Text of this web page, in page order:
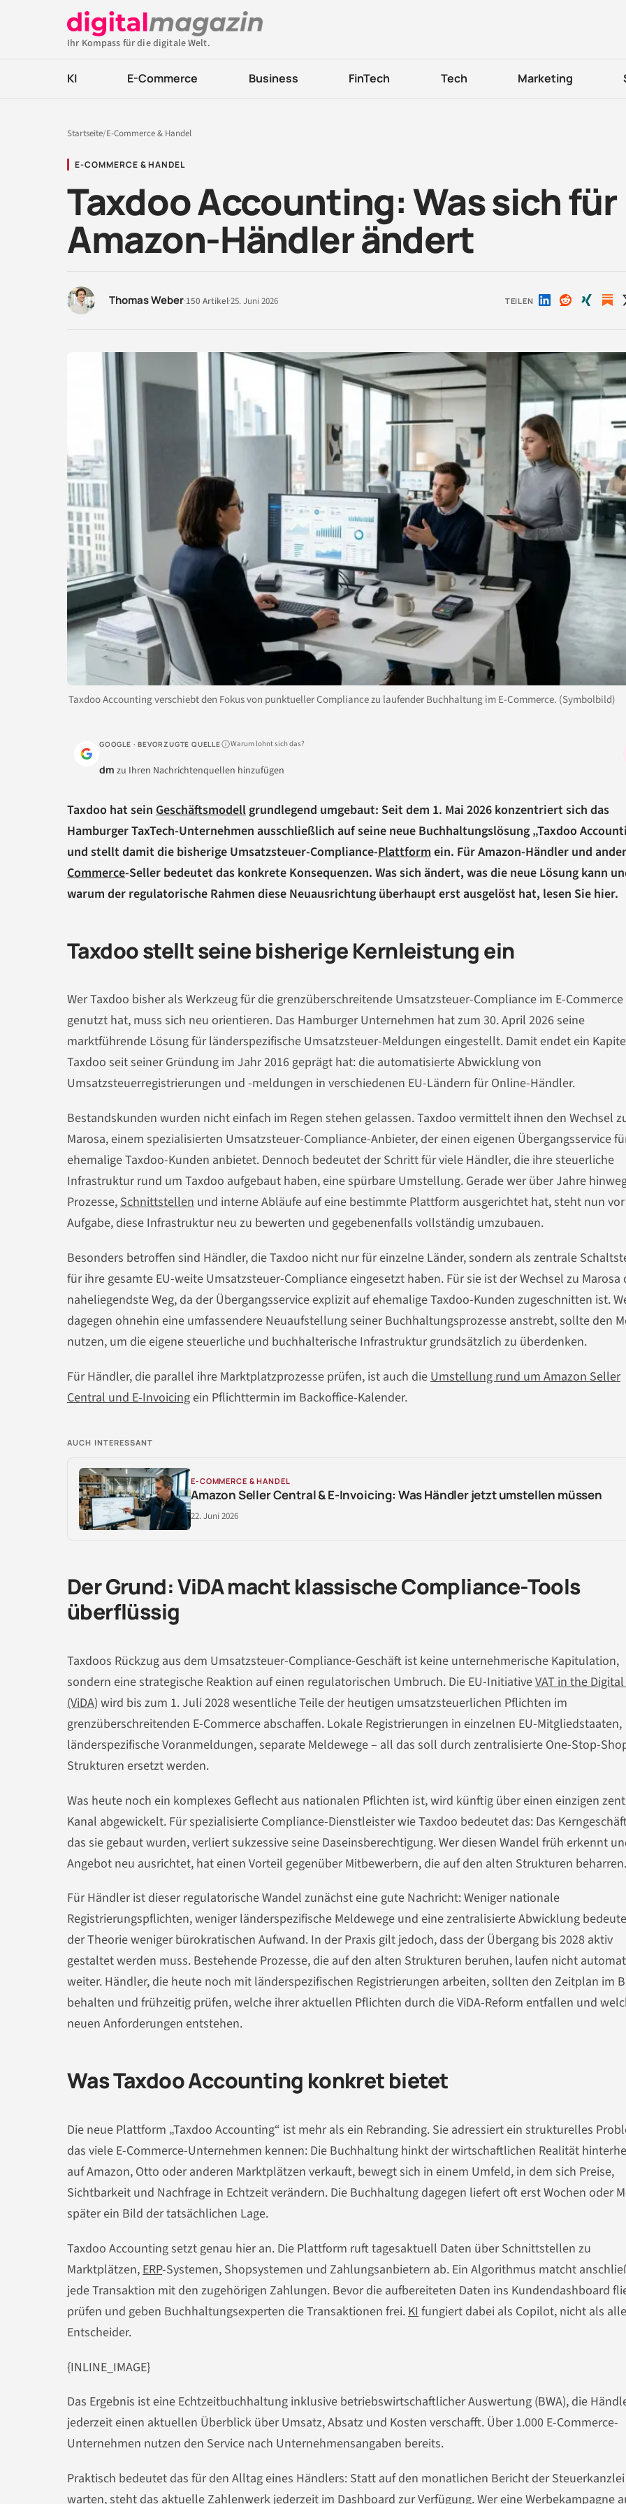
Ihr Kompass für die digitale Welt.
KI E-Commerce Business FinTech Tech Marketing
Startseite/E-Commerce & Handel
E-COMMERCE & HANDEL
Taxdoo Accounting: Was sich für
Amazon-Händler ändert
Thomas Weber·150 Artikel·25. Juni 2026 TEILEN Auf Auf Auf
Taxdoo Accounting verschiebt den Fokus von punktueller Compliance zu laufender Buchhaltung im E-Commerce. (Symbolbild)
GOOGLE · BEVORZUGTE QUELLE Warum lohnt sich das?
dm zu Ihren Nachrichtenquellen hinzufügen
Taxdoo hat sein Geschäftsmodell grundlegend umgebaut: Seit dem 1. Mai 2026 konzentriert sich das
Hamburger TaxTech-Unternehmen ausschließlich auf seine neue Buchhaltungslösung „Taxdoo
und stellt damit die bisherige Umsatzsteuer-Compliance-Plattform ein. Für Amazon-Händler und
Commerce-Seller bedeutet das konkrete Konsequenzen. Was sich ändert, was die neue Lösung kann
warum der regulatorische Rahmen diese Neuausrichtung überhaupt erst ausgelöst hat, lesen Sie hier.
Taxdoo stellt seine bisherige Kernleistung ein
Wer Taxdoo bisher als Werkzeug für die grenzüberschreitende Umsatzsteuer-Compliance im E-Commerce
genutzt hat, muss sich neu orientieren. Das Hamburger Unternehmen hat zum 30. April 2026 seine
marktführende Lösung für länderspezifische Umsatzsteuer-Meldungen eingestellt. Damit endet ein
Taxdoo seit seiner Gründung im Jahr 2016 geprägt hat: die automatisierte Abwicklung von
Umsatzsteuerregistrierungen und -meldungen in verschiedenen EU-Ländern für Online-Händler.
Bestandskunden wurden nicht einfach im Regen stehen gelassen. Taxdoo vermittelt ihnen den Wechsel
Marosa, einem spezialisierten Umsatzsteuer-Compliance-Anbieter, der einen eigenen Übergangsservice
ehemalige Taxdoo-Kunden anbietet. Dennoch bedeutet der Schritt für viele Händler, die ihre steuerliche
Infrastruktur rund um Taxdoo aufgebaut haben, eine spürbare Umstellung. Gerade wer über Jahre
Prozesse,Schnittstellen und interne Abläufe auf eine bestimmte Plattform ausgerichtet hat, steht nun
Aufgabe, diese Infrastruktur neu zu bewerten und gegebenenfalls vollständig umzubauen.
Besonders betroffen sind Händler, die Taxdoo nicht nur für einzelne Länder, sondern als zentrale
für ihre gesamte EU-weite Umsatzsteuer-Compliance eingesetzt haben. Für sie ist der Wechsel zu Marosa
naheliegendste Weg, da der Übergangsservice explizit auf ehemalige Taxdoo-Kunden zugeschnitten ist.
dagegen ohnehin eine umfassendere Neuaufstellung seiner Buchhaltungsprozesse anstrebt, sollte den
nutzen, um die eigene steuerliche und buchhalterische Infrastruktur grundsätzlich zu überdenken.
Für Händler, die parallel ihre Marktplatzprozesse prüfen, ist auch die Umstellung rund um Amazon Seller
Central und E-Invoicingein Pflichttermin im Backoffice-Kalender.
AUCH INTERESSANT
E-COMMERCE & HANDEL
Amazon Seller Central & E-Invoicing: Was Händler jetzt umstellen müssen
22. Juni 2026
Der Grund: ViDA macht klassische Compliance-Tools
überflüssig
Taxdoos Rückzug aus dem Umsatzsteuer-Compliance-Geschäft ist keine unternehmerische Kapitulation,
sondern eine strategische Reaktion auf einen regulatorischen Umbruch. Die EU-InitiativeVAT in the
(ViDA) wird bis zum 1. Juli 2028 wesentliche Teile der heutigen umsatzsteuerlichen Pflichten im
grenzüberschreitenden E-Commerce abschaffen. Lokale Registrierungen in einzelnen EU-Mitgliedstaaten,
länderspezifische Voranmeldungen, separate Meldewege – all das soll durch zentralisierte One-Stop-
Strukturen ersetzt werden.
Was heute noch ein komplexes Geflecht aus nationalen Pflichten ist, wird künftig über einen einzigen
Kanal abgewickelt. Für spezialisierte Compliance-Dienstleister wie Taxdoo bedeutet das: Das
das sie gebaut wurden, verliert sukzessive seine Daseinsberechtigung. Wer diesen Wandel früh erkennt
Angebot neu ausrichtet, hat einen Vorteil gegenüber Mitbewerbern, die auf den alten Strukturen beharren.
Für Händler ist dieser regulatorische Wandel zunächst eine gute Nachricht: Weniger nationale
Registrierungspflichten, weniger länderspezifische Meldewege und eine zentralisierte Abwicklung
der Theorie weniger bürokratischen Aufwand. In der Praxis gilt jedoch, dass der Übergang bis 2028 aktiv
gestaltet werden muss. Bestehende Prozesse, die auf den alten Strukturen beruhen, laufen nicht
weiter. Händler, die heute noch mit länderspezifischen Registrierungen arbeiten, sollten den Zeitplan im
behalten und frühzeitig prüfen, welche ihrer aktuellen Pflichten durch die ViDA-Reform entfallen und
neuen Anforderungen entstehen.
Was Taxdoo Accounting konkret bietet
Die neue Plattform „Taxdoo Accounting“ ist mehr als ein Rebranding. Sie adressiert ein strukturelles
das viele E-Commerce-Unternehmen kennen: Die Buchhaltung hinkt der wirtschaftlichen Realität
auf Amazon, Otto oder anderen Marktplätzen verkauft, bewegt sich in einem Umfeld, in dem sich Preise,
Sichtbarkeit und Nachfrage in Echtzeit verändern. Die Buchhaltung dagegen liefert oft erst Wochen oder
später ein Bild der tatsächlichen Lage.
Taxdoo Accounting setzt genau hier an. Die Plattform ruft tagesaktuell Daten über Schnittstellen zu
Marktplätzen, ERP-Systemen, Shopsystemen und Zahlungsanbietern ab. Ein Algorithmus matcht
jede Transaktion mit den zugehörigen Zahlungen. Bevor die aufbereiteten Daten ins Kundendashboard
prüfen und geben Buchhaltungsexperten die Transaktionen frei. KI fungiert dabei als Copilot, nicht als
Entscheider.
{INLINE_IMAGE}
Das Ergebnis ist eine Echtzeitbuchhaltung inklusive betriebswirtschaftlicher Auswertung (BWA), die
jederzeit einen aktuellen Überblick über Umsatz, Absatz und Kosten verschafft. Über 1.000 E-Commerce-
Unternehmen nutzen den Service nach Unternehmensangaben bereits.
Praktisch bedeutet das für den Alltag eines Händlers: Statt auf den monatlichen Bericht der
warten, steht das aktuelle Zahlenwerk jederzeit im Dashboard zur Verfügung. Wer eine Werbekampagne